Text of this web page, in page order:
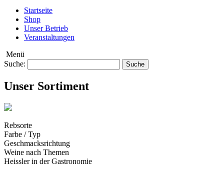
Startseite
Shop
Unser Betrieb
Veranstaltungen
Menü
Suche:
Suche
Unser Sortiment
Rebsorte
Farbe / Typ
Geschmacksrichtung
Weine nach Themen
Heissler in der Gastronomie